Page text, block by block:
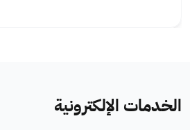
الخدمات الإلكترونية